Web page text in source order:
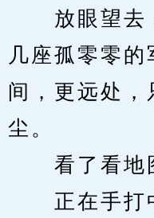
放眼望去，
几座孤零零
间，更远处，
尘。
看了看地
正在手打